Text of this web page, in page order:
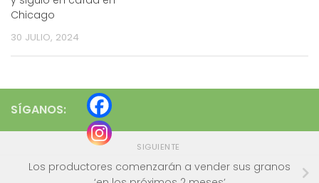
Chicago
30 JULIO, 2024
SÍGANOS:
SIGUIENTE
Los productores comenzarán a vender sus granos